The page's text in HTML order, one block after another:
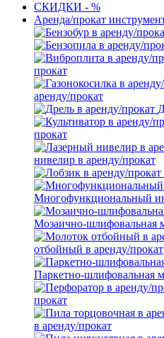
СКИДКИ - %
Аренда/прокат
прокат
аренду/прокат
прокат
нивелир в аренду/прокат
Многофункциональный
Мозаично-шлифовальная
отбойный в аренду/прокат
Паркетно-шлифовальная
прокат
в аренду/прокат